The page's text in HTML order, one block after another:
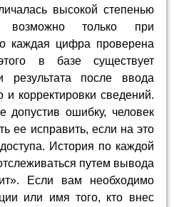
высокой степенью
возможно только при
каждая цифра проверена
в базе существует
результата после ввода
и корректировки сведений.
допустив ошибку, человек
ее исправить, если на это
История по каждой
путем вывода
Если вам необходимо
или имя того, кто внес